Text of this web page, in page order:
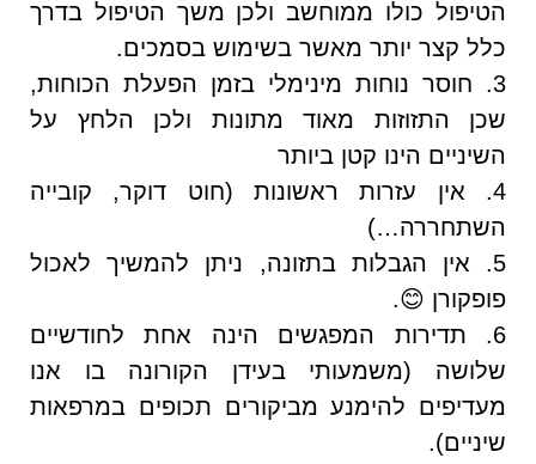
הטיפול כולו ממוחשב ולכן משך הטיפול בדרך
כלל קצר יותר מאשר בשימוש בסמכים.
3. חוסר נוחות מינימלי בזמן הפעלת הכוחות,
שכן התזוזות מאוד מתונות ולכן הלחץ על
השיניים הינו קטן ביותר
4. אין עזרות ראשונות (חוט דוקר, קובייה
השתחררה…)
5. אין הגבלות בתזונה, ניתן להמשיך לאכול
פופקורן 😊.
6. תדירות המפגשים הינה אחת לחודשיים
שלושה (משמעותי בעידן הקורונה בו אנו
מעדיפים להימנע מביקורים תכופים במרפאות
שיניים).